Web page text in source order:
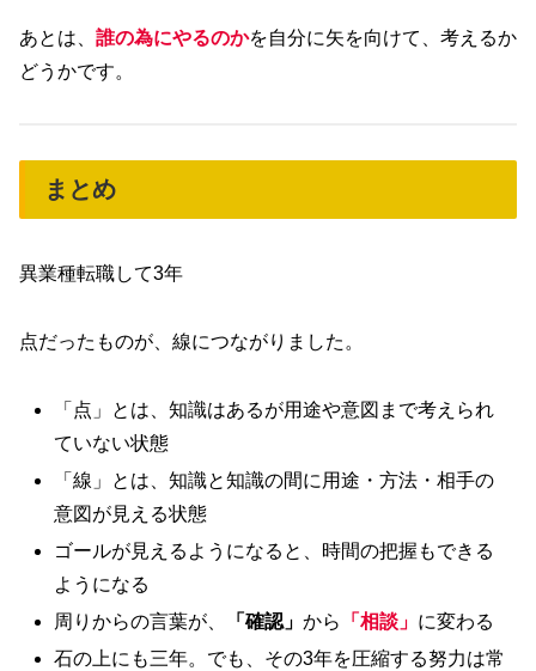
あとは、 誰の為にやるのかを自分に矢を向けて、考えるか
どうかです。
まとめ
異業種転職して3年
点だったものが、線につながりました。
「点」とは、知識はあるが用途や意図まで考えられ
ていない状態
「線」とは、知識と知識の間に用途・方法・相手の
意図が見える状態
ゴールが見えるようになると、時間の把握もできる
ようになる
周りからの言葉が、
「確認」から 「相談」 に変わる
石の上にも三年。でも、その3年を圧縮する努力は常